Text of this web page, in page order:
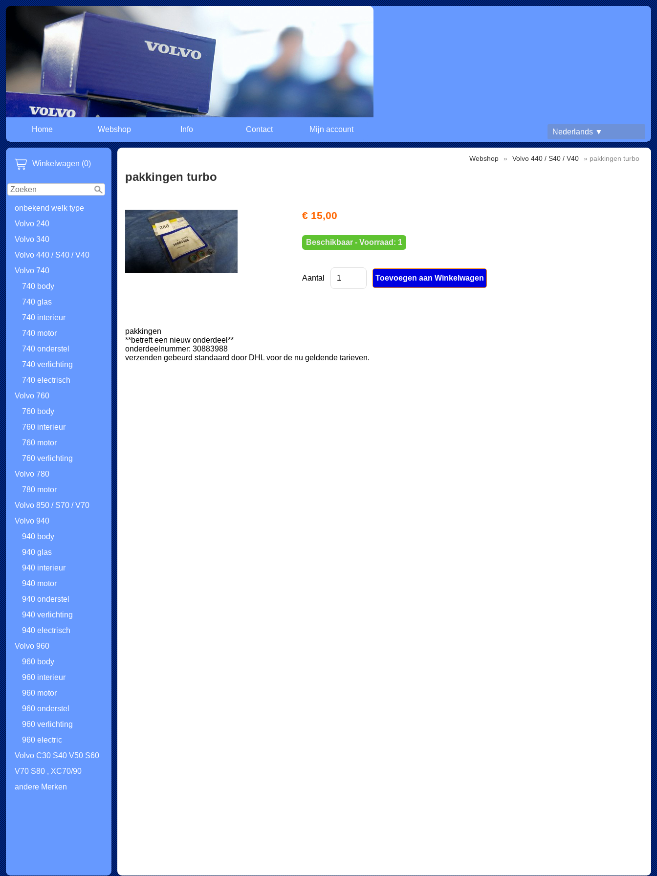
Nederlands ▼
Home Webshop Info Contact Mijn account
Winkelwagen (0)
onbekend welk type
Volvo 240
Volvo 340
Volvo 440 / S40 / V40
Volvo 740
740 body
740 glas
740 interieur
740 motor
740 onderstel
740 verlichting
740 electrisch
Volvo 760
760 body
760 interieur
760 motor
760 verlichting
Volvo 780
780 motor
Volvo 850 / S70 / V70
Volvo 940
940 body
940 glas
940 interieur
940 motor
940 onderstel
940 verlichting
940 electrisch
Volvo 960
960 body
960 interieur
960 motor
960 onderstel
960 verlichting
960 electric
Volvo C30 S40 V50 S60
V70 S80 , XC70/90
andere Merken
Webshop » Volvo 440 / S40 / V40 » pakkingen turbo
pakkingen turbo
€ 15,00
Beschikbaar - Voorraad: 1
Aantal
pakkingen
**betreft een nieuw onderdeel**
onderdeelnummer: 30883988
verzenden gebeurd standaard door DHL voor de nu geldende tarieven.